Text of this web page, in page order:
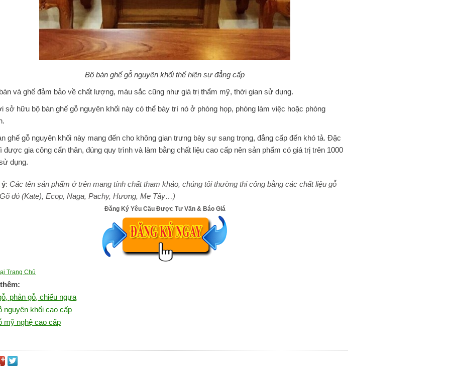
Bộ bàn ghế gỗ nguyên khối thể hiện sự đẳng cấp
và ghế đảm bảo về chất lượng, màu sắc cũng như giá trị thẩm mỹ, thời gian sử dụng.
sở hữu bộ bàn ghế gỗ nguyên khối này có thể bày trí nó ở phòng họp, phòng làm việc hoặc phòng
ghế gỗ nguyên khối này mang đến cho không gian trưng bày sự sang trọng, đẳng cấp đến khó tả. Đặc
được gia công cẩn thân, đúng quy trình và làm bằng chất liệu cao cấp nên sản phẩm có giá trị trên 1000
dụng.
ý:Các tên sản phẩm ở trên mang tính chất tham khảo, chúng tôi thường thi công bằng các chất liệu gỗ
đỏ (Kate), Ecop, Naga, Pachy, Hương, Me Tây…)
Đăng Ký Yêu Cầu Được Tư Vấn & Báo Giá
Trang Chủ
phản gỗ, chiếu ngựa
nguyên khối cao cấp
mỹ nghệ cao cấp